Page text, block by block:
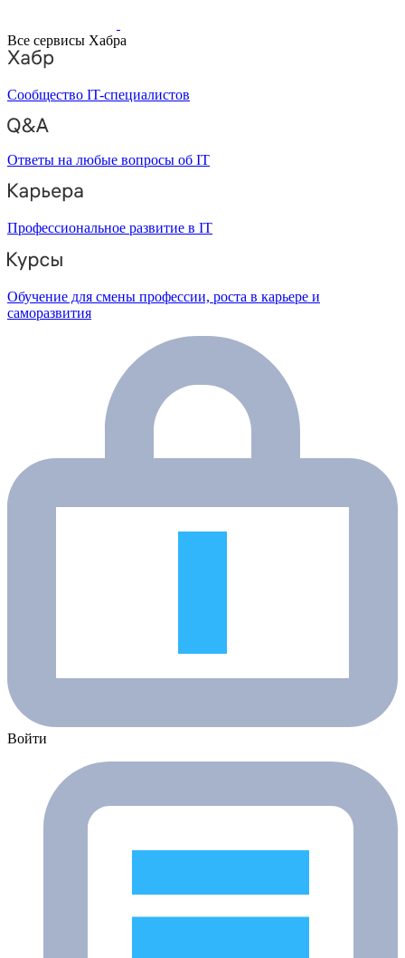
Все сервисы Хабра
Сообщество IT-специалистов
Ответы на любые вопросы об IT
Профессиональное развитие в IT
Обучение для смены профессии, роста в карьере и
саморазвития
Войти